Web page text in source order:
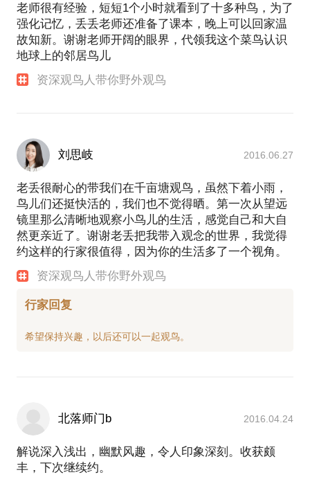
老师很有经验，短短1个小时就看到了十多种鸟，为了
强化记忆，丢丢老师还准备了课本，晚上可以回家温
故知新。谢谢老师开阔的眼界，代领我这个菜鸟认识
地球上的邻居鸟儿
资深观鸟人带你野外观鸟
刘思岐 2016.06.27
老丢很耐心的带我们在千亩塘观鸟，虽然下着小雨，
鸟儿们还挺快活的，我们也不觉得晒。第一次从望远
镜里那么清晰地观察小鸟儿的生活，感觉自己和大自
然更亲近了。谢谢老丢把我带入观念的世界，我觉得
约这样的行家很值得，因为你的生活多了一个视角。
资深观鸟人带你野外观鸟
行家回复
北落师门b 2016.04.24
解说深入浅出，幽默风趣，令人印象深刻。收获颇
丰，下次继续约。